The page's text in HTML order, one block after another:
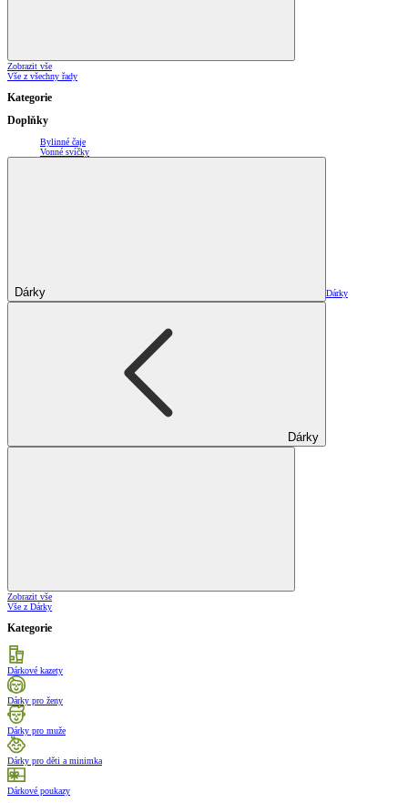
Zobrazit vše
Vše z všechny řady
Kategorie
Doplňky
Bylinné čaje
Vonné svíčky
Dárky Dárky
Dárky
Zobrazit vše
Vše z Dárky
Kategorie
Dárkové kazety
Dárky pro ženy
Dárky pro muže
Dárky pro děti a minimka
Dárkové poukazy